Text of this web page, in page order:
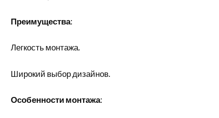
Преимущества:
Легкость монтажа.
Широкий выбор дизайнов.
Особенности монтажа: